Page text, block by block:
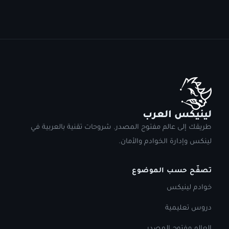
لينيكس العرب
طريقك إلى عالم مفتوح المصدر. شروحات تقنية بالعربية في
لينكس وإدارة الخوادم والأمان.
تصفّح حسب الموضوع
خوادم لينيكس
دروس تعليمية